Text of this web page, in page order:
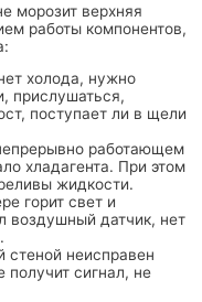
морозит верхняя
работы компонентов,
холода, нужно
прислушаться,
поступает ли в щели
работающем
хладагента. При этом
жидкости.
горит свет и
воздушный датчик, нет
неисправен
получит сигнал, не